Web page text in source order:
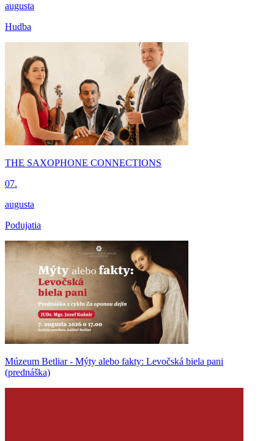
augusta
Hudba
THE SAXOPHONE CONNECTIONS
07.
augusta
Podujatia
Múzeum Betliar - Mýty alebo fakty: Levočská biela pani
(prednáška)